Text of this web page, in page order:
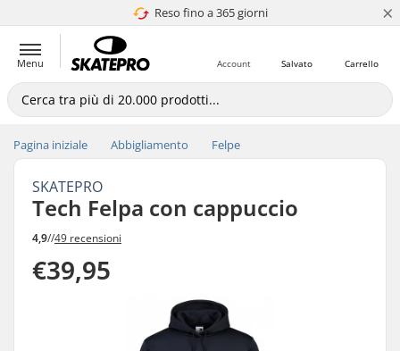
Reso fino a 365 giorni
4.8 di 5 ×
Menu Carrello
Salvato
Account
Pagina iniziale Abbigliamento Felpe
SKATEPRO
Tech Felpa con cappuccio
4,9//49 recensioni
€39,95